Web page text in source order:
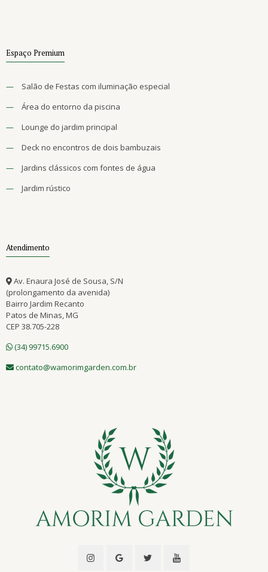
Espaço Premium
—
Salão de Festas com iluminação especial
—
Área do entorno da piscina
—
Lounge do jardim principal
—
Deck no encontros de dois bambuzais
—
Jardins clássicos com fontes de água
—
Jardim rústico
Atendimento
Av. Enaura José de Sousa, S/N
(prolongamento da avenida)
Bairro Jardim Recanto
Patos de Minas, MG
CEP 38.705-228
(34) 99715.6900
contato@wamorimgarden.com.br